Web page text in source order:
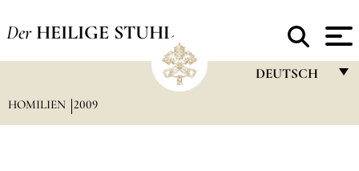
Der HEILIGE STUHL
DEUTSCH
HOMILIEN 2009